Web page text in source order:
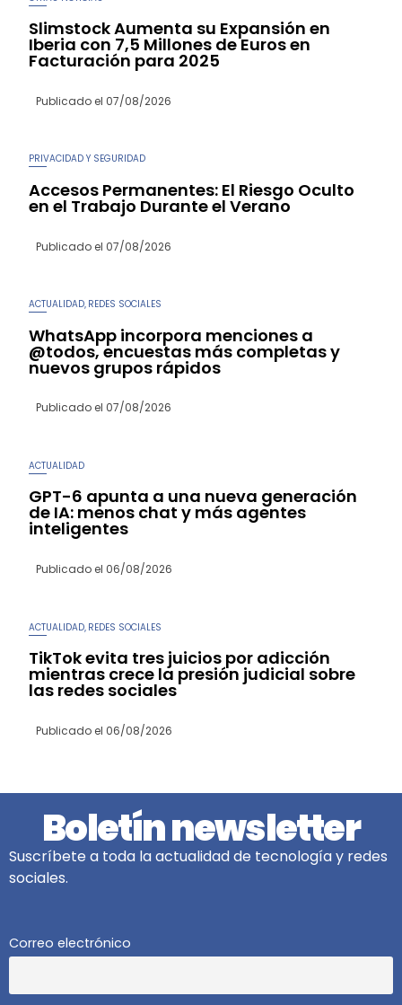
Slimstock Aumenta su Expansión en
Iberia con 7,5 Millones de Euros en
Facturación para 2025
Publicado el 07/08/2026
PRIVACIDAD Y SEGURIDAD
Accesos Permanentes: El Riesgo Oculto
en el Trabajo Durante el Verano
Publicado el 07/08/2026
ACTUALIDAD REDES SOCIALES
WhatsApp incorpora menciones a
@todos, encuestas más completas y
nuevos grupos rápidos
Publicado el 07/08/2026
ACTUALIDAD
GPT-6 apunta a una nueva generación
de IA: menos chat y más agentes
inteligentes
Publicado el 06/08/2026
ACTUALIDAD REDES SOCIALES
TikTok evita tres juicios por adicción
mientras crece la presión judicial sobre
las redes sociales
Publicado el 06/08/2026
Boletín newsletter
Suscríbete a toda la actualidad de tecnología y redes
sociales.
Correo electrónico